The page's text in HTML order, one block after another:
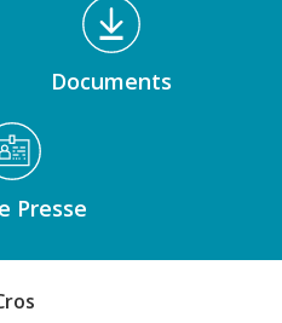
Documents
Presse